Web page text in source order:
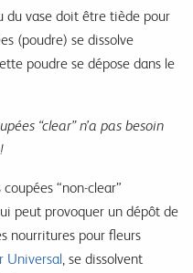
du vase doit être tiède pour
(poudre) se dissolve
poudre se dépose dans le
“clear” n’a pas besoin
“non-clear”
peut provoquer un dépôt de
nourritures pour fleurs
Universal, se dissolvent